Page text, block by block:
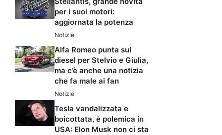
per i suoi motori:
aggiornata la potenza
Notizie
Alfa Romeo punta sul
diesel per Stelvio e Giulia,
ma c’è anche una notizia
che fa male ai fan
Notizie
Tesla vandalizzata e
boicottata, è polemica in
USA: Elon Musk non ci sta